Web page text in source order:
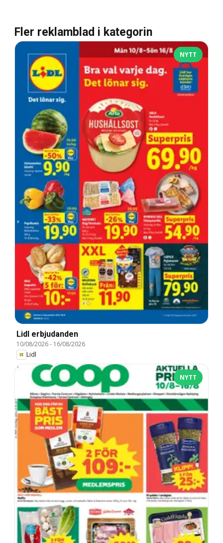
Fler reklamblad i kategorin
NYTT
Lidl erbjudanden
10/08/2026- 16/08/2026
Lidl
NYTT